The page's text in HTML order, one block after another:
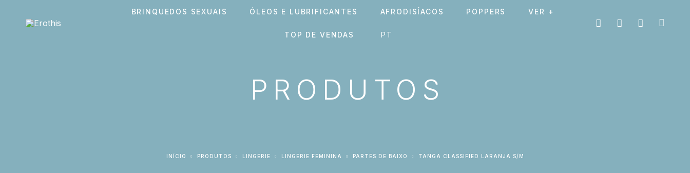
BRINQUEDOS SEXUAIS ÓLEOS E LUBRIFICANTES AFRODISÍACOS POPPERS VER +
TOP DE VENDAS
PRODUTOS
INÍCIO PRODUTOS LINGERIE LINGERIE FEMININA PARTES DE BAIXO TANGA CLASSIFIED LARANJA S/M